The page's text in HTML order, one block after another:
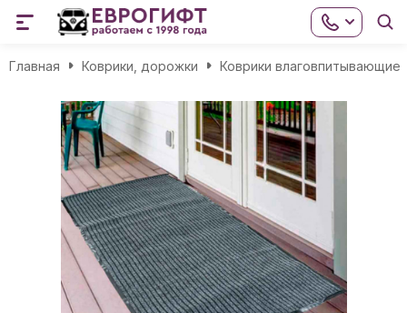
Главная Коврики, дорожки Коврики влаговпитывающие